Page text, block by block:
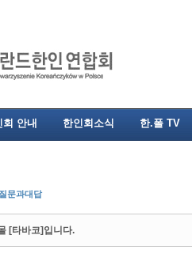
회 안내 한인회소식 한.폴 TV
질문과대답
[타바코]입니다.